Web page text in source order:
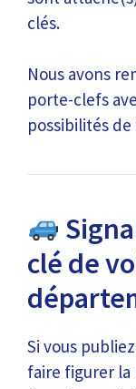
clés.
Nous avons
porte-clefs
possibilités
clé de
Si vous
faire figurer